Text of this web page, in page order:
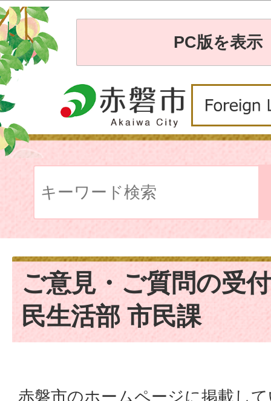
PC版を表示
ご意見・ご質問の受
民生活部 市民課
赤磐市のホームページに掲載し